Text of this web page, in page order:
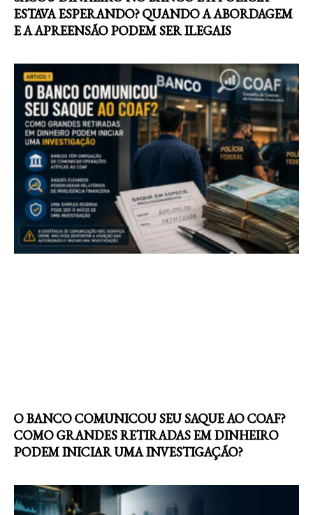
ESTAVA ESPERANDO? QUANDO A ABORDAGEM
E A APREENSÃO PODEM SER ILEGAIS
O BANCO COMUNICOU SEU SAQUE AO COAF?
COMO GRANDES RETIRADAS EM DINHEIRO
PODEM INICIAR UMA INVESTIGAÇÃO?